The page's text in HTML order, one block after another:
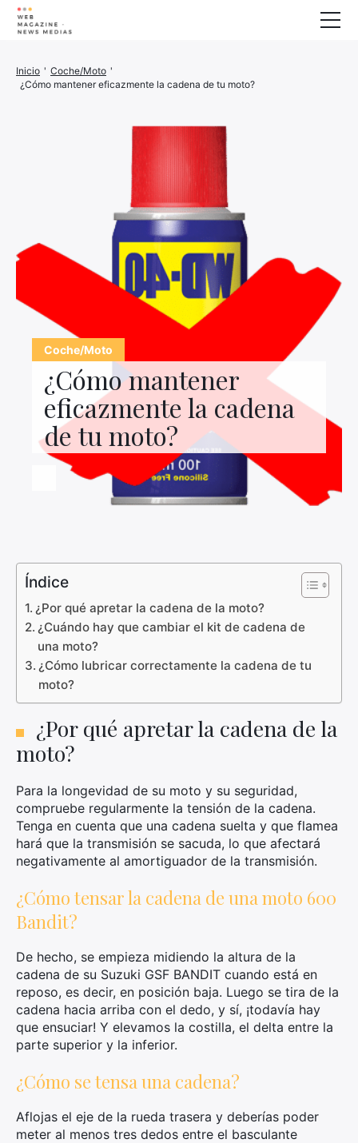
Coche/Moto
¿Cómo mantener
eficazmente la cadena
de tu moto?
Inicio ' Coche/Moto '
¿Cómo mantener eficazmente la cadena de tu moto?
Índice
¿Por qué apretar la cadena de la moto?
¿Cuándo hay que cambiar el kit de cadena de
una moto?
¿Cómo lubricar correctamente la cadena de tu
moto?
¿Por qué apretar la cadena de la
moto?
Para la longevidad de su moto y su seguridad,
compruebe regularmente la tensión de la cadena.
Tenga en cuenta que una cadena suelta y que flamea
hará que la transmisión se sacuda, lo que afectará
negativamente al amortiguador de la transmisión.
¿Cómo tensar la cadena de una moto 600
Bandit?
De hecho, se empieza midiendo la altura de la
cadena de su Suzuki GSF BANDIT cuando está en
reposo, es decir, en posición baja. Luego se tira de la
cadena hacia arriba con el dedo, y sí, ¡todavía hay
que ensuciar! Y elevamos la costilla, el delta entre la
parte superior y la inferior.
¿Cómo se tensa una cadena?
Aflojas el eje de la rueda trasera y deberías poder
meter al menos tres dedos entre el basculante
Animales
Impresora 3D
Generador
Marketing
Sobre nosotros
Contacto con nosotros